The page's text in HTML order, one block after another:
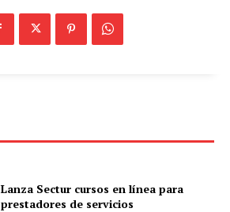
Lanza Sectur cursos en línea para
prestadores de servicios